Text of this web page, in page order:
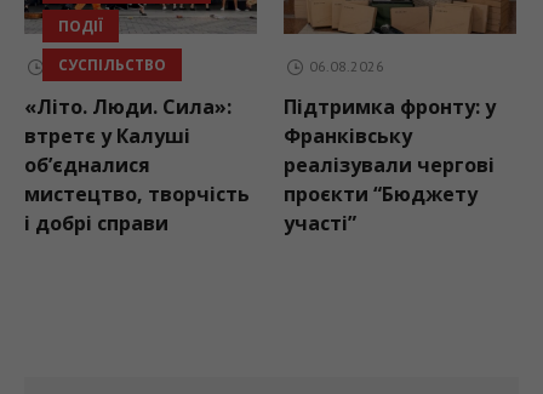
06.08.2026
Підтримка фронту: у
Франківську
реалізували чергові
проєкти “Бюджету
участі”
СУСПІЛЬСТВО
06.08.2026
На Прикарпатті
патрульні
перевіряють
готовність
автобусів, які